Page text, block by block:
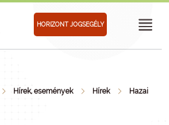
HORIZONT JOGSEGÉLY
Hírek, események Hírek
Hazai